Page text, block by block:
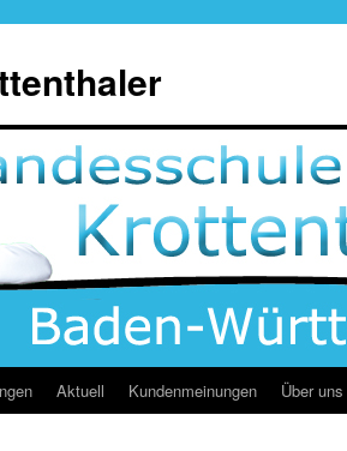
Aktuell Kundenmeinungen Über uns